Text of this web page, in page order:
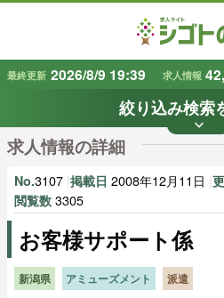
最終更新 2026/8/9 19:39 求人情報
絞り込み検索
keyboard_arrow_down
条件から
地域 で探す 業
雇用形態で探す
求人情報の詳細
No.3107 掲載日 2008年12月11日
閲覧数 3305
お客様サポート係
新潟県 アミューズメント 派遣